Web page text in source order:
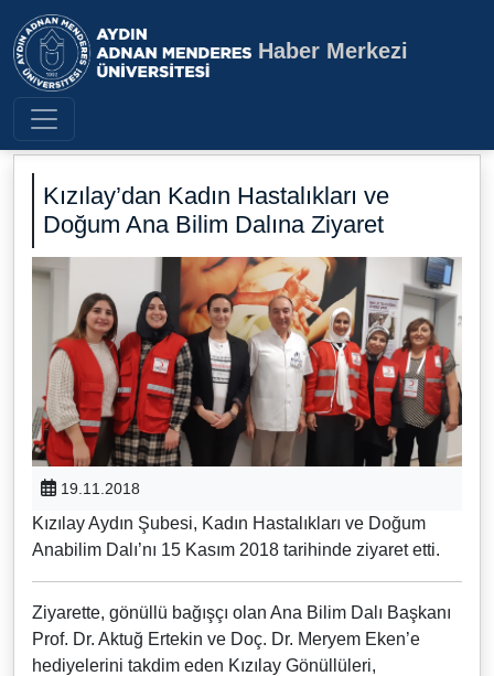
Aydın Adnan Menderes
Haber Merkezi
Kızılay’dan Kadın Hastalıkları ve
Doğum Ana Bilim Dalına Ziyaret
19.11.2018
Kızılay Aydın Şubesi, Kadın Hastalıkları ve Doğum
Anabilim Dalı’nı 15 Kasım 2018 tarihinde ziyaret etti.
Ziyarette, gönüllü bağışçı olan Ana Bilim Dalı Başkanı
Prof. Dr. Aktuğ Ertekin ve Doç. Dr. Meryem Eken’e
hediyelerini takdim eden Kızılay Gönüllüleri,